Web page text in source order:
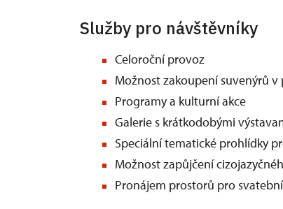
Služby pro návštěvníky
Celoroční provoz
Možnost zakoupení suvenýrů
Programy a kulturní akce
Galerie s krátkodobými
Speciální tematické prohlídky
Možnost zapůjčení
Pronájem prostorů pro